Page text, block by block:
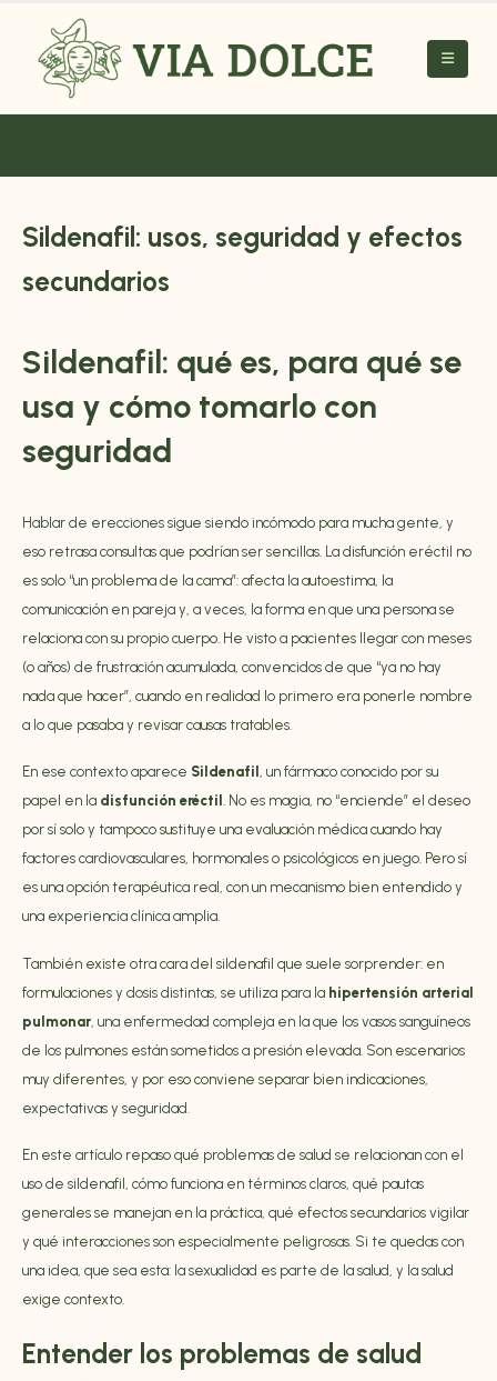
Sildenafil: usos, seguridad y efectos
secundarios
Sildenafil: qué es, para qué se
usa y cómo tomarlo con
seguridad
Hablar de erecciones sigue siendo incómodo para mucha gente, y
eso retrasa consultas que podrían ser sencillas. La disfunción eréctil no
es solo “un problema de la cama”: afecta la autoestima, la
comunicación en pareja y, a veces, la forma en que una persona se
relaciona con su propio cuerpo. He visto a pacientes llegar con meses
(o años) de frustración acumulada, convencidos de que “ya no hay
nada que hacer”, cuando en realidad lo primero era ponerle nombre
a lo que pasaba y revisar causas tratables.
En ese contexto aparece Sildenafil , un fármaco conocido por su
papel en la disfunción eréctil . No es magia, no “enciende” el deseo
por sí solo y tampoco sustituye una evaluación médica cuando hay
factores cardiovasculares, hormonales o psicológicos en juego. Pero sí
es una opción terapéutica real, con un mecanismo bien entendido y
una experiencia clínica amplia.
También existe otra cara del sildenafil que suele sorprender: en
formulaciones y dosis distintas, se utiliza para la hipertensión arterial
pulmonar, una enfermedad compleja en la que los vasos sanguíneos
de los pulmones están sometidos a presión elevada. Son escenarios
muy diferentes, y por eso conviene separar bien indicaciones,
expectativas y seguridad.
En este artículo repaso qué problemas de salud se relacionan con el
uso de sildenafil, cómo funciona en términos claros, qué pautas
generales se manejan en la práctica, qué efectos secundarios vigilar
y qué interacciones son especialmente peligrosas. Si te quedas con
una idea, que sea esta: la sexualidad es parte de la salud, y la salud
exige contexto.
Entender los problemas de salud